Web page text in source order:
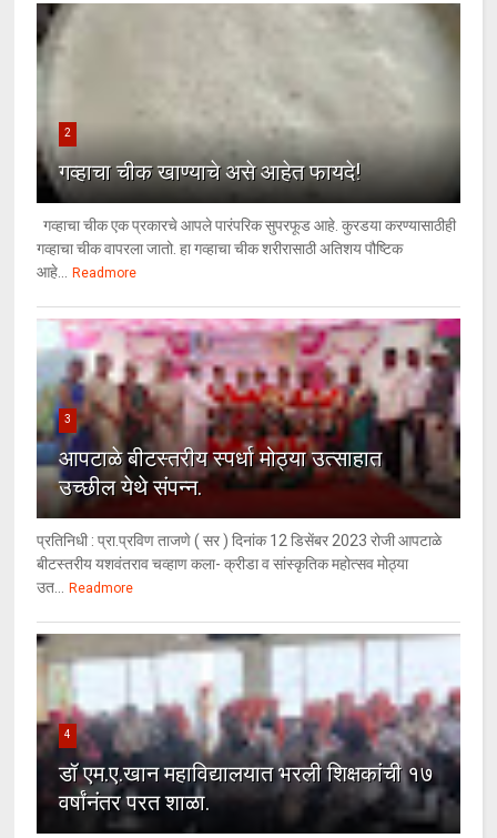
2
गव्हाचा चीक खाण्याचे असे आहेत फायदे!
गव्हाचा चीक एक प्रकारचे आपले पारंपरिक सुपरफूड आहे. कुरडया करण्यासाठीही
गव्हाचा चीक वापरला जातो. हा गव्हाचा चीक शरीरासाठी अतिशय पौष्टिक
आहे... Readmore
3
आपटाळे बीटस्तरीय स्पर्धा मोठ्या उत्साहात
उच्छील येथे संपन्न.
प्रतिनिधी : प्रा.प्रविण ताजणे ( सर ) दिनांक 12 डिसेंबर 2023 रोजी आपटाळे
बीटस्तरीय यशवंतराव चव्हाण कला- क्रीडा व सांस्कृतिक महोत्सव मोठ्या
उत... Readmore
4
डॉ एम.ए.खान महाविद्यालयात भरली शिक्षकांची १७
वर्षांनंतर परत शाळा.